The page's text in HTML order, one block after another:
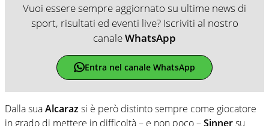
Vuoi essere sempre aggiornato su ultime news di
sport, risultati ed eventi live? Iscriviti al nostro
canaleWhatsApp
Entra nel canale WhatsApp
Dalla suaAlcarazsi è però distinto sempre come giocatore
in grado di mettere in difficoltà – e non poco –Sinnersu